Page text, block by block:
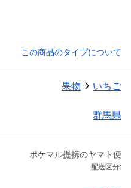
この商品のタイプについて
果物 いちご
群馬県
ポケマル提携のヤマト便
配送区分: